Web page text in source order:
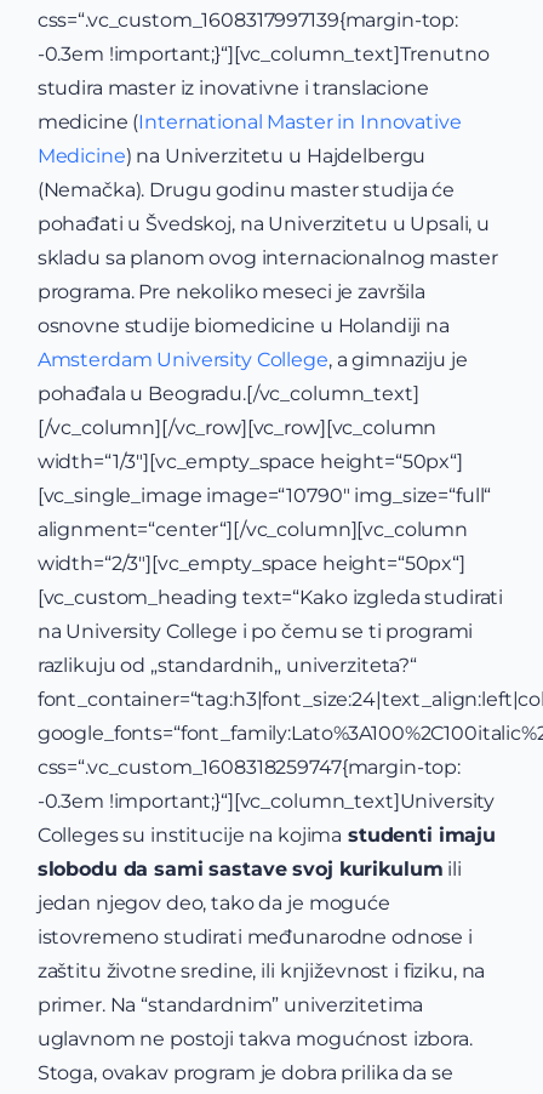
css=“.vc_custom_1608317997139{margin-top:
-0.3em !important;}“][vc_column_text]Trenutno
studira master iz inovativne i translacione
medicine (International Master in Innovative
Medicine) na Univerzitetu u Hajdelbergu
(Nemačka). Drugu godinu master studija će
pohađati u Švedskoj, na Univerzitetu u Upsali, u
skladu sa planom ovog internacionalnog master
programa. Pre nekoliko meseci je završila
osnovne studije biomedicine u Holandiji na
Amsterdam University College, a gimnaziju je
pohađala u Beogradu.[/vc_column_text]
[/vc_column][/vc_row][vc_row][vc_column
width=“1/3″][vc_empty_space height=“50px“]
[vc_single_image image=“10790″ img_size=“full“
alignment=“center“][/vc_column][vc_column
width=“2/3″][vc_empty_space height=“50px“]
[vc_custom_heading text=“Kako izgleda studirati
na University College i po čemu se ti programi
razlikuju od „standardnih„ univerziteta?“
css=“.vc_custom_1608318259747{margin-top:
-0.3em !important;}“][vc_column_text]University
Colleges su institucije na kojima studenti imaju
slobodu da sami sastave svoj kurikulum ili
jedan njegov deo, tako da je moguće
istovremeno studirati međunarodne odnose i
zaštitu životne sredine, ili književnost i fiziku, na
primer. Na “standardnim” univerzitetima
uglavnom ne postoji takva mogućnost izbora.
Stoga, ovakav program je dobra prilika da se